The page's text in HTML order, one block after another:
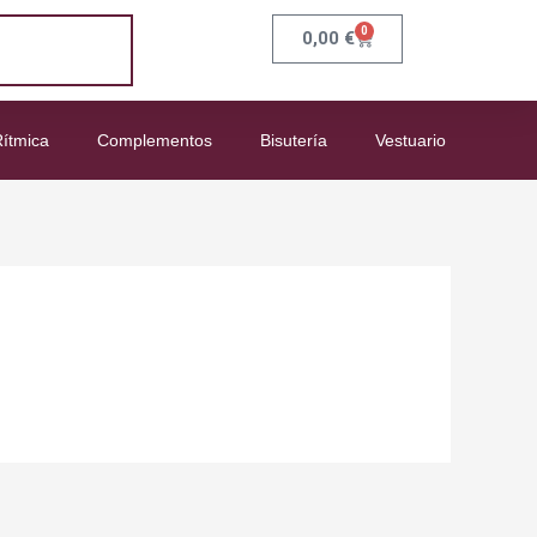
0,00 € 0
Carrito
Complementos Bisutería Vestuario